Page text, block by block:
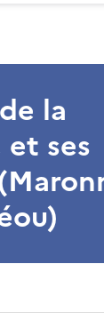
la
ses